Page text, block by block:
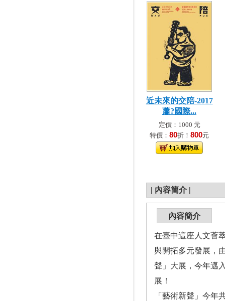
近未來的交陪-2017
蕭?國際...
定價：1000 元
特價： 80折！ 800元
| 內容簡介 |
內容簡介
在臺中這座人文薈
與開拓多元發展，
聲」大展，今年邁
展！
「藝術新聲」今年